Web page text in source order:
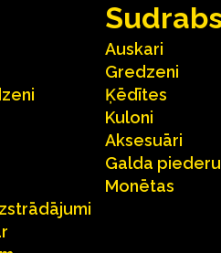
Auskari
Gredzeni
Ķēdītes
Kuloni
Aksesuāri
Galda
Monētas